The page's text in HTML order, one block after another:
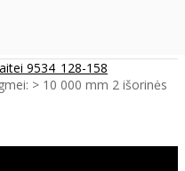
9534_128-158
> 10 000 mm 2 išorinės